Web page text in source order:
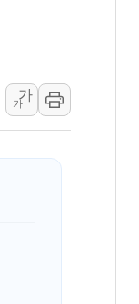
10일 거래 재개…"재무
, 농작업 중 온열질환
디엑솜과 美 암 진단 분
치료제 'VRN11' 캐나
, 육군 3군단과 군 장병
보K-맞춤건강보험' 6개
: 오만의 신' 26일 출
시청 만으로 혜택 얻는
가
가